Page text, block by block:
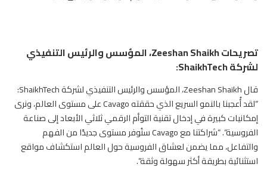
تصريحات Zeeshan Shaikh، المؤسس والرئيس التنفيذي
لشركة ShaikhTech:
قال Zeeshan Shaikh، المؤسس والرئيس التنفيذي لشركة ShaikhTech:
“لقد أُعجبنا بالنمو السريع الذي حققته Cavago على مستوى العالم، ونرى
إمكانيات كبيرة في إدخال تقنية التوأم الرقمي ثلاثي الأبعاد إلى صناعة
الفروسية
“. “شراكتنا مع Cavago ستُوفر مستوى جديدًا من الفهم
والتفاعل، مما يضمن لعشاق الفروسية حول العالم استكشاف مواقع
استثنائية بطريقة أكثر سهولة وثقة”.